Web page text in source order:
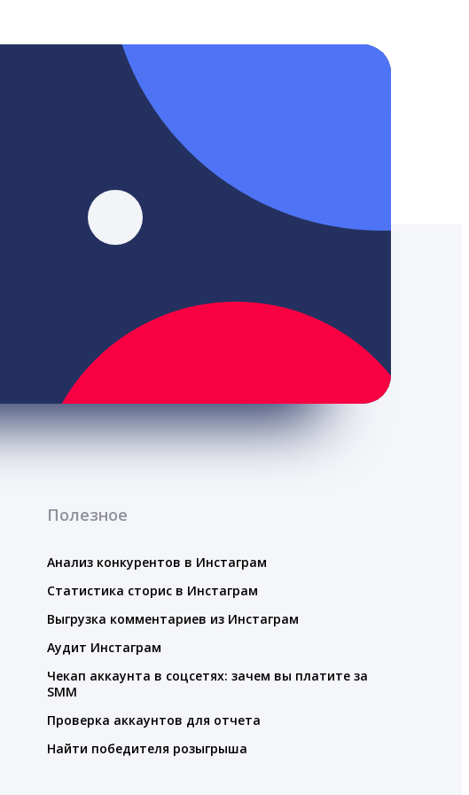
Полезное
Анализ конкурентов в Инстаграм
Статистика сторис в Инстаграм
Выгрузка комментариев из Инстаграм
Аудит Инстаграм
Чекап аккаунта в соцсетях: зачем вы платите за
SMM
Проверка аккаунтов для отчета
Найти победителя розыгрыша